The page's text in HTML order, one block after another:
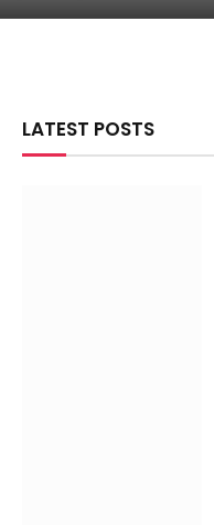
LATEST POSTS